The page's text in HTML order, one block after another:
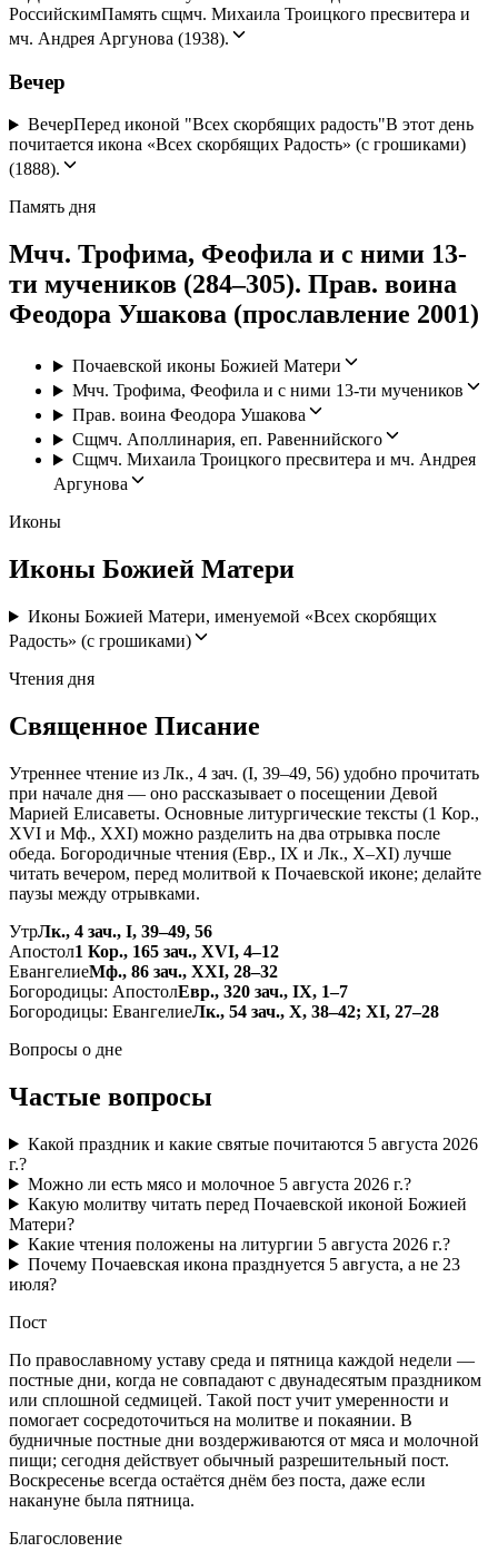
РоссийскимПамять сщмч. Михаила Троицкого пресвитера и
мч. Андрея Аргунова (1938).
Вечер
ВечерПеред иконой "Всех скорбящих радость"В этот день
почитается икона «Всех скорбящих Радость» (с грошиками)
(1888).
Память дня
Мчч. Трофима, Феофила и с ними 13-
ти мучеников (284–305). Прав. воина
Феодора Ушакова (прославление 2001)
Почаевской иконы Божией Матери
Мчч. Трофима, Феофила и с ними 13-ти мучеников
Прав. воина Феодора Ушакова
Сщмч. Аполлинария, еп. Равеннийского
Сщмч. Михаила Троицкого пресвитера и мч. Андрея
Аргунова
Иконы
Иконы Божией Матери
Иконы Божией Матери, именуемой «Всех скорбящих
Радость» (с грошиками)
Чтения дня
Священное Писание
Утреннее чтение из Лк., 4 зач. (I, 39–49, 56) удобно прочитать
при начале дня — оно рассказывает о посещении Девой
Марией Елисаветы. Основные литургические тексты (1 Кор.,
XVI и Мф., XXI) можно разделить на два отрывка после
обеда. Богородичные чтения (Евр., IX и Лк., X–XI) лучше
читать вечером, перед молитвой к Почаевской иконе; делайте
паузы между отрывками.
УтрЛк., 4 зач., I, 39–49, 56
Апостол1 Кор., 165 зач., XVI, 4–12
ЕвангелиеМф., 86 зач., XXI, 28–32
Богородицы: АпостолЕвр., 320 зач., IX, 1–7
Богородицы: ЕвангелиеЛк., 54 зач., X, 38–42; XI, 27–28
Вопросы о дне
Частые вопросы
Какой праздник и какие святые почитаются 5 августа 2026
г.?
Можно ли есть мясо и молочное 5 августа 2026 г.?
Какую молитву читать перед Почаевской иконой Божией
Матери?
Какие чтения положены на литургии 5 августа 2026 г.?
Почему Почаевская икона празднуется 5 августа, а не 23
июля?
Пост
По православному уставу среда и пятница каждой недели —
постные дни, когда не совпадают с двунадесятым праздником
или сплошной седмицей. Такой пост учит умеренности и
помогает сосредоточиться на молитве и покаянии. В
будничные постные дни воздерживаются от мяса и молочной
пищи; сегодня действует обычный разрешительный пост.
Воскресенье всегда остаётся днём без поста, даже если
накануне была пятница.
Благословение